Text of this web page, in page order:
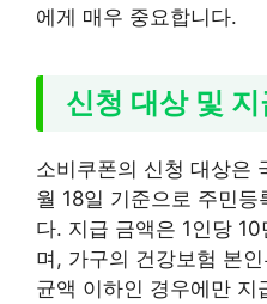
에게 매우 중요합니다.
신청 대상 및 지
소비쿠폰의 신청 대상은
월 18일 기준으로 주민
다. 지급 금액은 1인당
며, 가구의 건강보험 본
균액 이하인 경우에만 지